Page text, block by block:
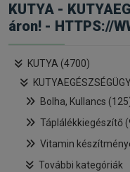
KUTYA -
áron! - HTTPS://
KUTYA (4700)
Bolha, Kullancs
Táplálékkiegészítő
Vitamin
További kategóriák